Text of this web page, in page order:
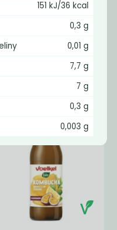
Šumavěnka
151 kJ/36 kcal
0,3 g
0,01 g
7,7 g
7 g
0,3 g
0,003 g